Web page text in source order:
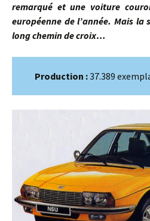
remarqué et une voiture
européenne de l’année. Mais
long chemin de croix…
Production :37.389